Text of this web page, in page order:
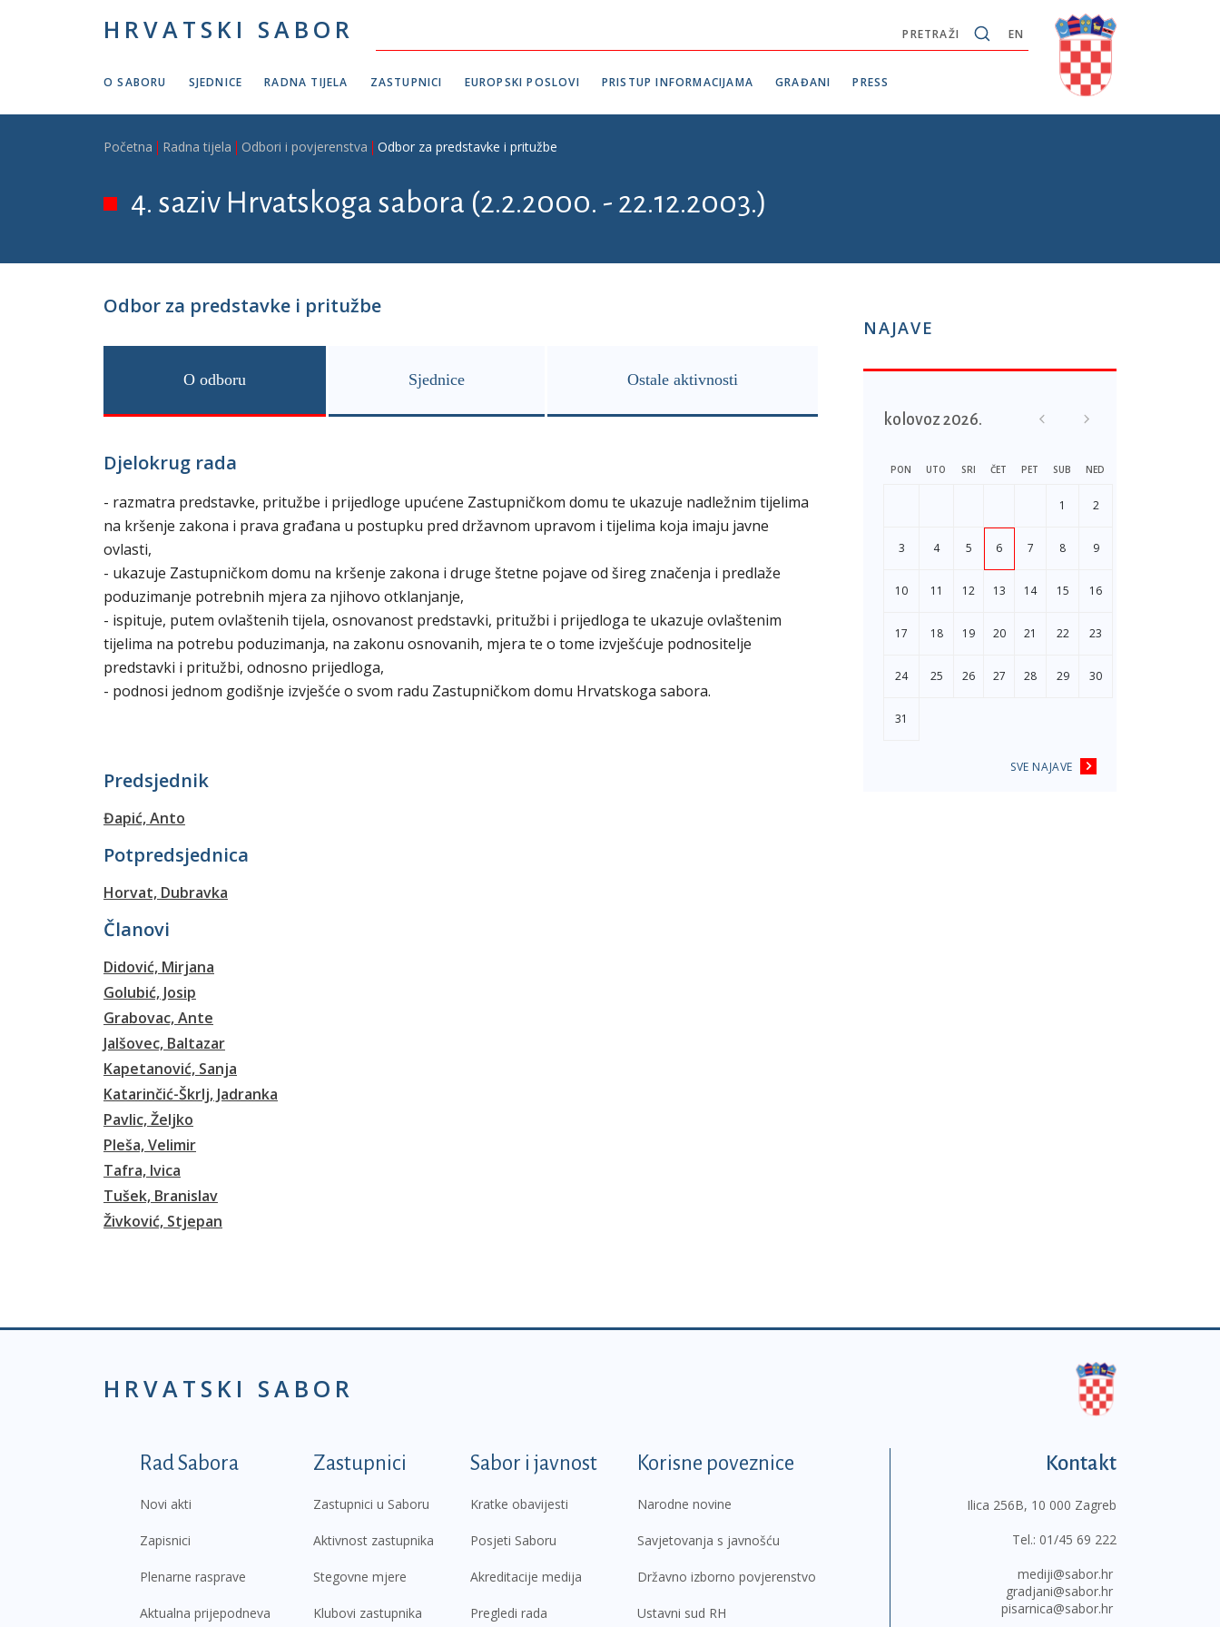
HRVATSKI SABOR EN
PRETRAŽI
O SABORU SJEDNICE RADNA TIJELA ZASTUPNICI EUROPSKI POSLOVI PRISTUP INFORMACIJAMA GRAĐANI PRESS
Breadcrumb
Početna Radna tijela Odbori i povjerenstva Odbor za predstavke i pritužbe
4. saziv Hrvatskoga sabora (2.2.2000. - 22.12.2003.)
Odbor za predstavke i pritužbe
O odboru Sjednice Ostale aktivnosti
Djelokrug rada
- razmatra predstavke, pritužbe i prijedloge upućene Zastupničkom domu te ukazuje nadležnim tijelima
na kršenje zakona i prava građana u postupku pred državnom upravom i tijelima koja imaju javne
ovlasti,
- ukazuje Zastupničkom domu na kršenje zakona i druge štetne pojave od šireg značenja i predlaže
poduzimanje potrebnih mjera za njihovo otklanjanje,
- ispituje, putem ovlaštenih tijela, osnovanost predstavki, pritužbi i prijedloga te ukazuje ovlaštenim
tijelima na potrebu poduzimanja, na zakonu osnovanih, mjera te o tome izvješćuje podnositelje
predstavki i pritužbi, odnosno prijedloga,
- podnosi jednom godišnje izvješće o svom radu Zastupničkom domu Hrvatskoga sabora.
Predsjednik
Đapić, Anto
Potpredsjednica
Horvat, Dubravka
Članovi
Didović, Mirjana
Golubić, Josip
Grabovac, Ante
Jalšovec, Baltazar
Kapetanović, Sanja
Katarinčić-Škrlj, Jadranka
Pavlic, Željko
Pleša, Velimir
Tafra, Ivica
Tušek, Branislav
Živković, Stjepan
NAJAVE
kolovoz 2026.
PON UTO SRI ČET PET SUB NED
1 2
3 4 5 6 7 8 9
10 11 12 13 14 15 16
17 18 19 20 21 22 23
24 25 26 27 28 29 30
31
SVE NAJAVE
HRVATSKI SABOR
Podnožje prvi izbornik
Rad Sabora
Novi akti
Zapisnici
Plenarne rasprave
Aktualna prijepodneva
Zastupnici
Zastupnici u Saboru
Aktivnost zastupnika
Stegovne mjere
Klubovi zastupnika
Sabor i javnost
Kratke obavijesti
Posjeti Saboru
Akreditacije medija
Pregledi rada
Korisne poveznice
Narodne novine
Savjetovanja s javnošću
Državno izborno povjerenstvo
Ustavni sud RH
Kontakt
Ilica 256B, 10 000 Zagreb
Tel.: 01/45 69 222
mediji@sabor.hr
gradjani@sabor.hr
pisarnica@sabor.hr